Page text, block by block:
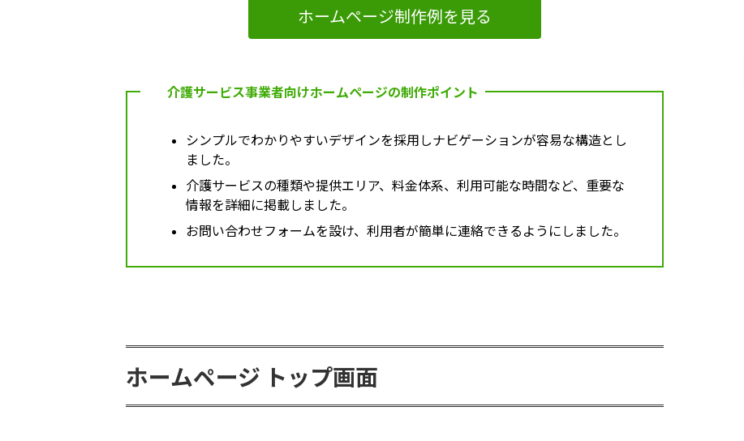
ホームページ制作例を見る
介護サービス事業者向けホームページの制作ポイント
シンプルでわかりやすいデザインを採用しナビゲーションが容易な構造とし
ました。
介護サービスの種類や提供エリア、料金体系、利用可能な時間など、重要な
情報を詳細に掲載しました。
お問い合わせフォームを設け、利用者が簡単に連絡できるようにしました。
ホームページ トップ画面